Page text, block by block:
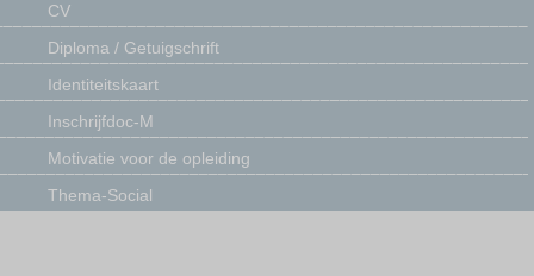
CV
Diploma / Getuigschrift
Identiteitskaart
Inschrijfdoc-M
Motivatie voor de opleiding
Thema-Social